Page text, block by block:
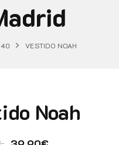
VESTIDO NOAH
Noah